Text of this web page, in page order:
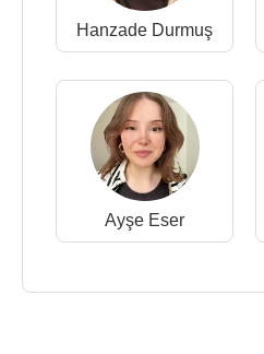
Hanzade Durmuş
Ayşe Eser